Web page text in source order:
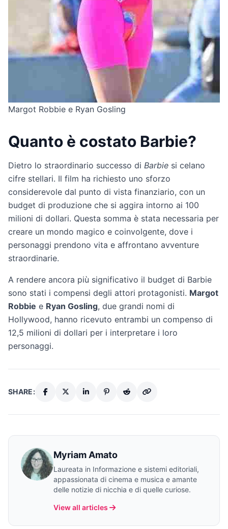
Margot Robbie e Ryan Gosling
Quanto è costato Barbie?
Dietro lo straordinario successo di Barbie si celano
cifre stellari. Il film ha richiesto uno sforzo
considerevole dal punto di vista finanziario, con un
budget di produzione che si aggira intorno ai 100
milioni di dollari. Questa somma è stata necessaria per
creare un mondo magico e coinvolgente, dove i
personaggi prendono vita e affrontano avventure
straordinarie.
A rendere ancora più significativo il budget di Barbie
sono stati i compensi degli attori protagonisti. Margot
Robbie e Ryan Gosling, due grandi nomi di
Hollywood, hanno ricevuto entrambi un compenso di
12,5 milioni di dollari per i interpretare i loro
personaggi.
SHARE:
Myriam Amato
Laureata in Informazione e sistemi editoriali,
appassionata di cinema e musica e amante
delle notizie di nicchia e di quelle curiose.
View all articles